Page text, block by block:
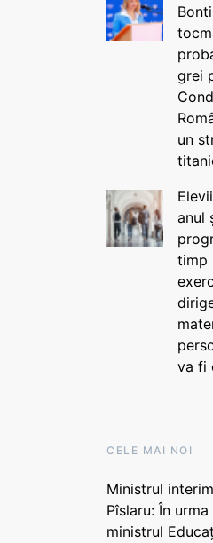
grei
un
anul
timp
va fi
CELE MAI NOI
Ministrul
Pîslaru: În
ministrul